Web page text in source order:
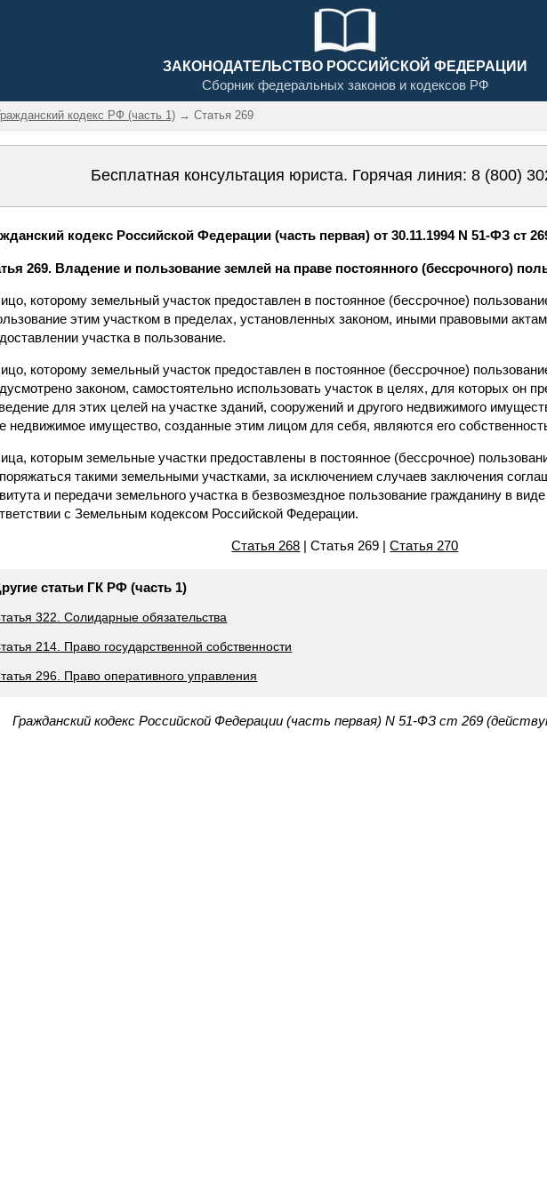
ЗАКОНОДАТЕЛЬСТВО РОССИЙСКОЙ ФЕДЕРАЦИИ
Сборник федеральных законов и кодексов РФ
кодекс РФ (часть 1) → Статья 269
Бесплатная консультация юриста. Горячая линия: 8 (800)
кодекс Российской Федерации (часть первая) от 30.11.1994 N 51-ФЗ ст
269. Владение и пользование землей на праве постоянного (бессрочного)
которому земельный участок предоставлен в постоянное (бессрочное)
этим участком в пределах, установленных законом, иными правовыми
участка в пользование.
которому земельный участок предоставлен в постоянное (бессрочное)
законом, самостоятельно использовать участок в целях, для которых он
для этих целей на участке зданий, сооружений и другого недвижимого
недвижимое имущество, созданные этим лицом для себя, являются его
которым земельные участки предоставлены в постоянное (бессрочное)
такими земельными участками, за исключением случаев заключения
и передачи земельного участка в безвозмездное пользование гражданину в
с Земельным кодексом Российской Федерации.
Статья 268 | Статья 269 |Статья 270
статьи ГК РФ (часть 1)
322. Солидарные обязательства
214. Право государственной собственности
296. Право оперативного управления
Гражданский кодекс Российской Федерации (часть первая) N 51-ФЗ ст 269